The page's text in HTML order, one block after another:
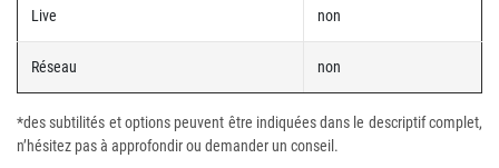
Live non
Réseau non
*des subtilités et options peuvent être indiquées dans le descriptif complet,
n’hésitez pas à approfondir ou demander un conseil.